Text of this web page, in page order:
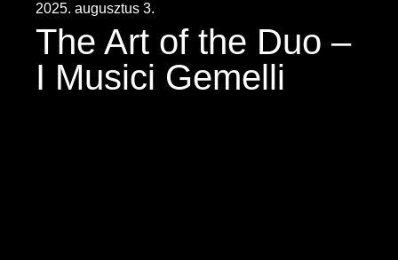
2025. augusztus 3.
The Art of the Duo –
I Musici Gemelli